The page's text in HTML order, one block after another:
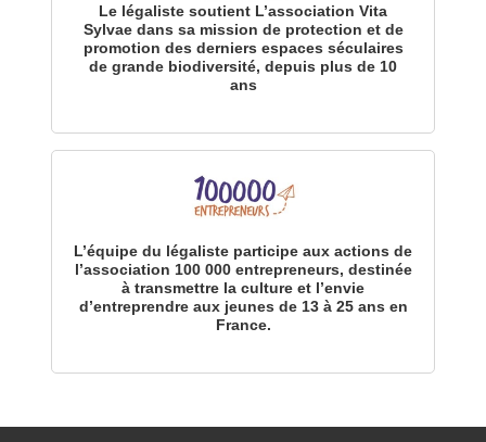
Le légaliste soutient L’association Vita
Sylvae dans sa mission de protection et de
promotion des derniers espaces séculaires
de grande biodiversité, depuis plus de 10
ans
L’équipe du légaliste participe aux actions de
l’association 100 000 entrepreneurs, destinée
à transmettre la culture et l’envie
d’entreprendre aux jeunes de 13 à 25 ans en
France.